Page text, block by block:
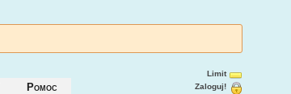
Pomoc
Limit
Zaloguj!